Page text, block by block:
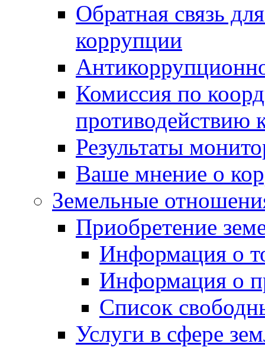
Обратная связь
коррупции
Комиссия по
противодействию
Результаты
Ваше мнение о
Земельные
Приобретение
Информация о
Информация о
Список
Услуги в сфере